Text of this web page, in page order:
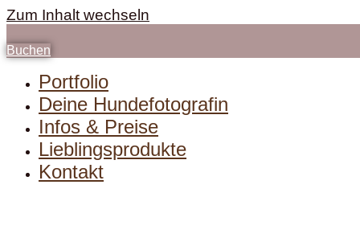
Zum Inhalt wechseln
Buchen
Portfolio
Deine Hundefotografin
Infos & Preise
Lieblingsprodukte
Kontakt